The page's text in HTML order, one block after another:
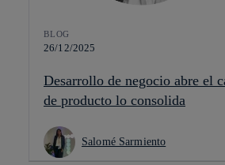
BLOG
26/12/2025
Desarrollo de negocio abre el
de producto lo consolida
Salomé Sarmiento